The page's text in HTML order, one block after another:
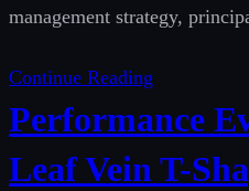
management strategy,
Continue Reading
Performance
Leaf Vein T-